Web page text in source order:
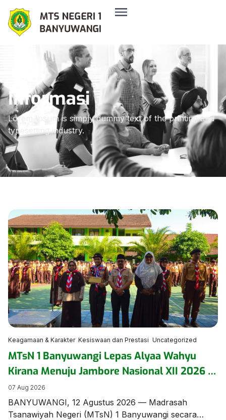
Informasi
Lorem Ipsum is simply dummy text of the printing and
typesetting industry.
Keagamaan & Karakter Kesiswaan dan Prestasi Uncategorized
MTsN 1 Banyuwangi Lepas Alyaa Wahyu
Kirana Menuju Jambore Nasional XII 2026 di
Cibubur
07 Aug 2026
BANYUWANGI, 12 Agustus 2026 — Madrasah
Tsanawiyah Negeri (MTsN) 1 Banyuwangi secara